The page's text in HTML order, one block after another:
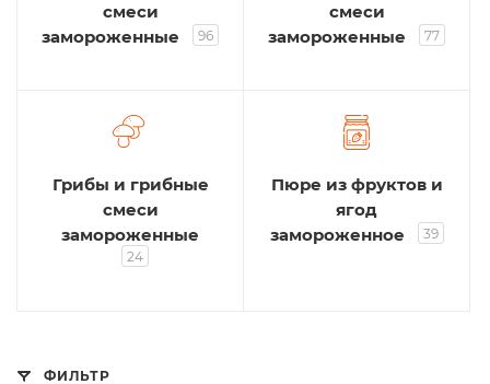
смеси
замороженные
96
смеси
замороженные
77
Грибы и грибные
смеси
замороженные
24
Пюре из фруктов и
ягод
замороженное
39
ФИЛЬТР